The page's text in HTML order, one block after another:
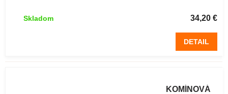
34,20 €
Skladom
DETAIL
KOMÍNOVÁ